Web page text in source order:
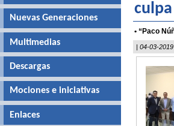
culpa
• “Paco
| 04-03-2019
Nuevas Generaciones
Multimedias
Descargas
Mociones e iniciativas
Enlaces